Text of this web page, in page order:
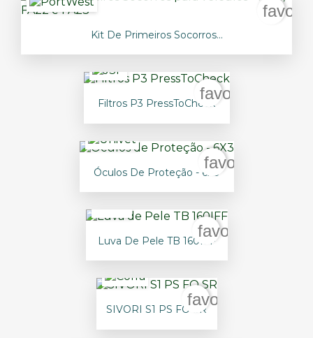
Kit De Primeiros Socorros...
Filtros P3 PressToCheck
favorite_border
Óculos De Proteção - 6X3
Luva De Pele TB 160IFF
favorite_border
SIVORI S1 PS FO SR
favorite_border